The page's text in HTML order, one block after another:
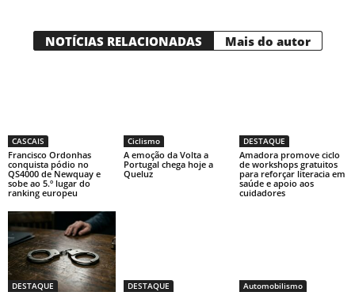
NOTÍCIAS RELACIONADAS Mais do autor
CASCAIS
Francisco Ordonhas
conquista pódio no
QS4000 de Newquay e
sobe ao 5.º lugar do
ranking europeu
Ciclismo
A emoção da Volta a
Portugal chega hoje a
Queluz
DESTAQUE
Amadora promove ciclo
de workshops gratuitos
para reforçar literacia em
saúde e apoio aos
cuidadores
DESTAQUE DESTAQUE Automobilismo